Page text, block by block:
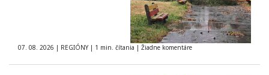
07. 08. 2026 | REGIÓNY | 1 min. čítania | Žiadne komentáre